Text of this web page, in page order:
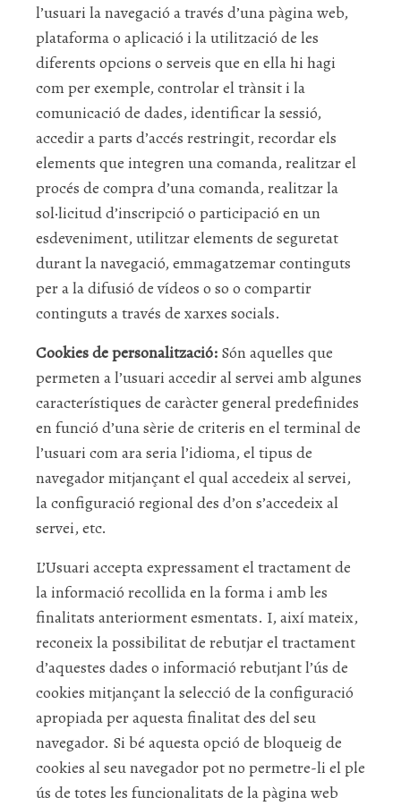
l’usuari la navegació a través d’una pàgina web,
plataforma o aplicació i la utilització de les
diferents opcions o serveis que en ella hi hagi
com per exemple, controlar el trànsit i la
comunicació de dades, identificar la sessió,
accedir a parts d’accés restringit, recordar els
elements que integren una comanda, realitzar el
procés de compra d’una comanda, realitzar la
sol·licitud d’inscripció o participació en un
esdeveniment, utilitzar elements de seguretat
durant la navegació, emmagatzemar continguts
per a la difusió de vídeos o so o compartir
continguts a través de xarxes socials.
Cookies de personalització: Són aquelles que
permeten a l’usuari accedir al servei amb algunes
característiques de caràcter general predefinides
en funció d’una sèrie de criteris en el terminal de
l’usuari com ara seria l’idioma, el tipus de
navegador mitjançant el qual accedeix al servei,
la configuració regional des d’on s’accedeix al
servei, etc.
L’Usuari accepta expressament el tractament de
la informació recollida en la forma i amb les
finalitats anteriorment esmentats. I, així mateix,
reconeix la possibilitat de rebutjar el tractament
d’aquestes dades o informació rebutjant l’ús de
cookies mitjançant la selecció de la configuració
apropiada per aquesta finalitat des del seu
navegador. Si bé aquesta opció de bloqueig de
cookies al seu navegador pot no permetre-li el ple
ús de totes les funcionalitats de la pàgina web